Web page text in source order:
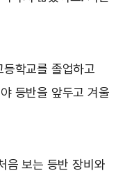
학교를 졸업하고
등반을 앞두고 겨울
음 보는 등반 장비와